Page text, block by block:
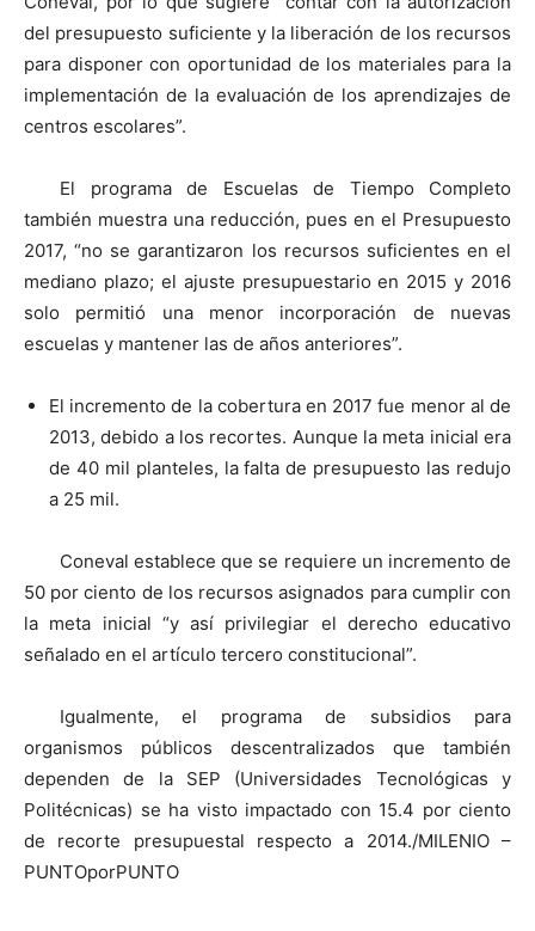
del presupuesto suficiente y la liberación de los recursos
para disponer con oportunidad de los materiales para la
implementación de la evaluación de los aprendizajes de
centros escolares”.
El programa de Escuelas de Tiempo Completo
también muestra una reducción, pues en el Presupuesto
2017, “no se garantizaron los recursos suficientes en el
mediano plazo; el ajuste presupuestario en 2015 y 2016
solo permitió una menor incorporación de nuevas
escuelas y mantener las de años anteriores”.
El incremento de la cobertura en 2017 fue menor al de
2013, debido a los recortes. Aunque la meta inicial era
de 40 mil planteles, la falta de presupuesto las redujo
a 25 mil.
Coneval establece que se requiere un incremento de
50 por ciento de los recursos asignados para cumplir con
la meta inicial “y así privilegiar el derecho educativo
señalado en el artículo tercero constitucional”.
Igualmente, el programa de subsidios para
organismos públicos descentralizados que también
dependen de la SEP (Universidades Tecnológicas y
Politécnicas) se ha visto impactado con 15.4 por ciento
de recorte presupuestal respecto a 2014./MILENIO –
PUNTOporPUNTO